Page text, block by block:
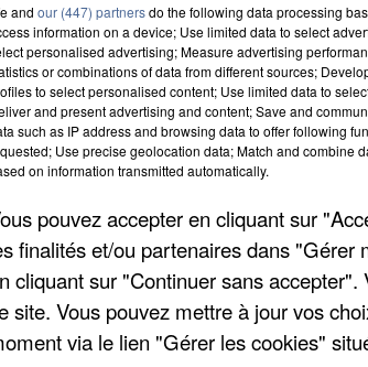
sur deux jours dans le parc de
structures gonflables immenses
art, et des spectacles comme Juicy
et midi à 19h dimanche.
VUS
and our (447) partnersdo the following data processing
information on a device; Use limited data to select
personalised advertising; Measure advertising
or combinations of data from different sources;
to select personalised content; Use limited data to
and present advertising and content; Save and
such as IP address and browsing data to offer following
Use precise geolocation data; Match and combine
on information transmitted automatically.
pouvez accepter en cliquant sur
finalités et/ou partenaires dans
cliquant sur "Continuer sans
site. Vous pouvez mettre à jour vos
via le lien "Gérer les cookies"